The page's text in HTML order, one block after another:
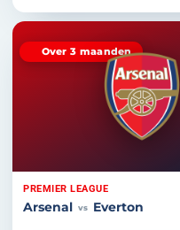
Over 3 maanden
PREMIER LEAGUE
Arsenal vs Everton